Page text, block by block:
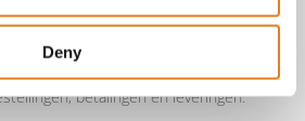
Deny
met telefoonnummer:
paginamet betrekking
betalingen en leveringen.